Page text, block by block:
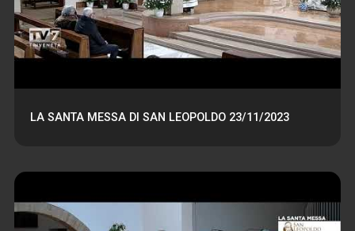
LA SANTA MESSA DI SAN LEOPOLDO 23/11/2023